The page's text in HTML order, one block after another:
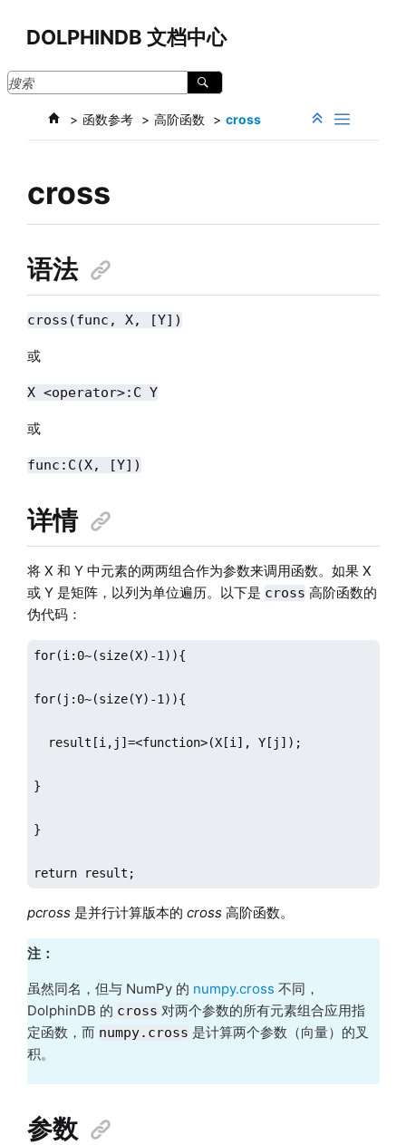
DOLPHINDB 文档中心
函数参考 高阶函数 cross
cross
语法
cross(func, X, [Y])
或
X <operator>:C Y
或
func:C(X, [Y])
详情
将 X 和 Y 中元素的两两组合作为参数来调用函数。如果 X
或 Y 是矩阵，以列为单位遍历。以下是 cross 高阶函数的
伪代码：
for(i:0~(size(X)-1)){
for(j:0~(size(Y)-1)){
  result[i,j]=<function>(X[i], Y[j]);
}
}
return result;
pcross是并行计算版本的 cross高阶函数。
注：
虽然同名，但与 NumPy 的 numpy.cross 不同，
DolphinDB 的 cross 对两个参数的所有元素组合应用指
定函数，而 numpy.cross 是计算两个参数（向量）的叉
积。
参数